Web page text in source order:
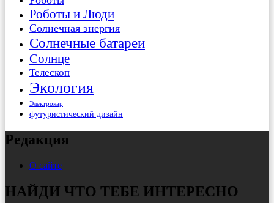
Роботы и Люди
Солнечная энергия
Солнечные батареи
Солнце
Телескоп
Экология
Электрокар
футуристический дизайн
Редакция
О сайте
НАЙДИ ЧТО ТЕБЕ ИНТЕРЕСНО